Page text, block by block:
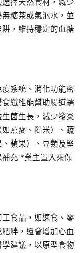
糖茶或氣泡水，並
，維持穩定的血糖
系統、消化功能密
纖維能幫助腸道蠕
菌生長，減少發炎
燕麥、糙米）、蔬
蘋果）、豆類及堅
充 *業主置入來保
食品，如速食、零
胖，還會增加心血
建議，以原型食物